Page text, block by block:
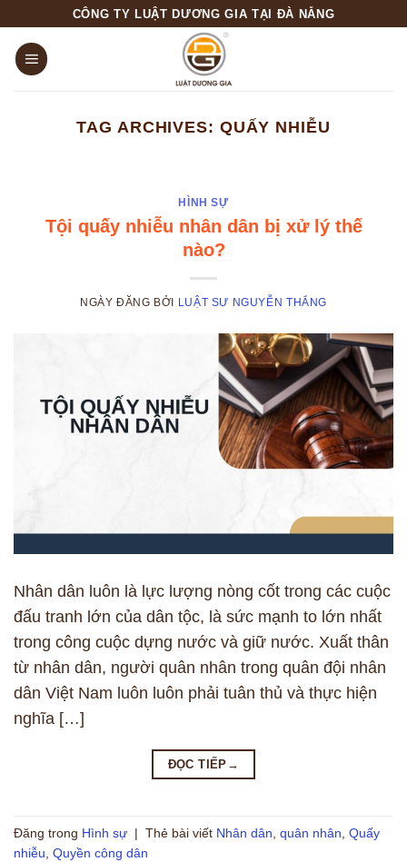
content
CÔNG TY LUẬT DƯƠNG GIA TẠI ĐÀ NẴNG
TAG ARCHIVES: QUẤY NHIỄU
HÌNH SỰ
Tội quấy nhiễu nhân dân bị xử lý thế
nào?
NGÀY ĐĂNG BỞI LUẬT SƯ NGUYỄN THẮNG
Nhân dân luôn là lực lượng nòng cốt trong các cuộc
đấu tranh lớn của dân tộc, là sức mạnh to lớn nhất
trong công cuộc dựng nước và giữ nước. Xuất thân
từ nhân dân, người quân nhân trong quân đội nhân
dân Việt Nam luôn luôn phải tuân thủ và thực hiện
nghĩa […]
ĐỌC TIẾP →
Đăng trong Hình sự | Thẻ bài viết Nhân dân quân nhân Quấy
nhiễu Quyền công dân